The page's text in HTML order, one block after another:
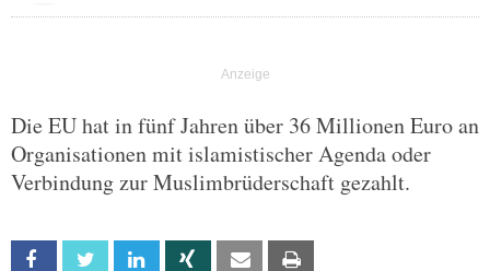
Die EU hat in fünf Jahren über 36 Millionen Euro an
Organisationen mit islamistischer Agenda oder
Verbindung zur Muslimbrüderschaft gezahlt.
Facebook Twitter Linkedin Xing Email